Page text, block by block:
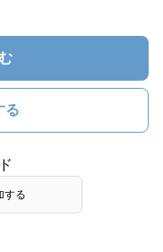
る
する